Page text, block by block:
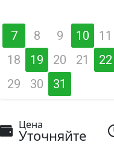
7
8 9 10 11
18
19 20 21 22
29
30 31
Цена
Уточняйте